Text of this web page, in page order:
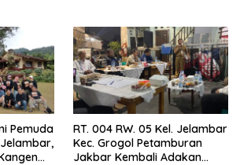
Pemuda
RT. 004 RW. 05 Kel. Jelambar
Kec. Grogol Petamburan
Jakbar Kembali Adakan